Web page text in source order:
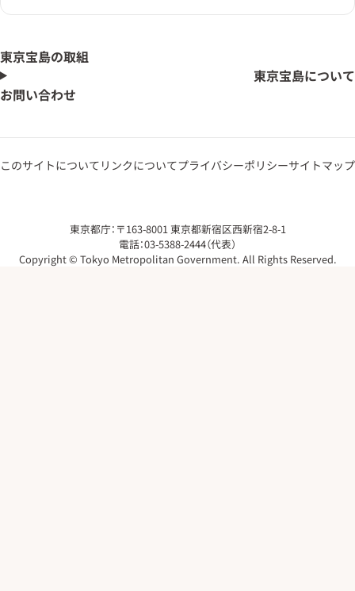
東京宝島の取組
東京宝島について
お問い合わせ
このサイトについて リンクについてプライバシーポリシーサイトマップ
東京都庁：〒163-8001 東京都新宿区西新宿2-8-1
電話：03-5388-2444（代表）
Copyright © Tokyo Metropolitan Government. All Rights Reserved.